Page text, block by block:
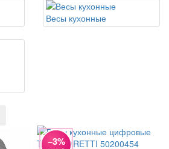
Весы кухонные
−3%